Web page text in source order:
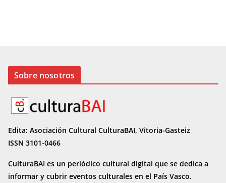
Sobre nosotros
Edita: Asociación Cultural CulturaBAI, Vitoria-Gasteiz
ISSN 3101-0466
CulturaBAI es un periódico cultural digital que se dedica a
informar y cubrir eventos culturales en el País Vasco.